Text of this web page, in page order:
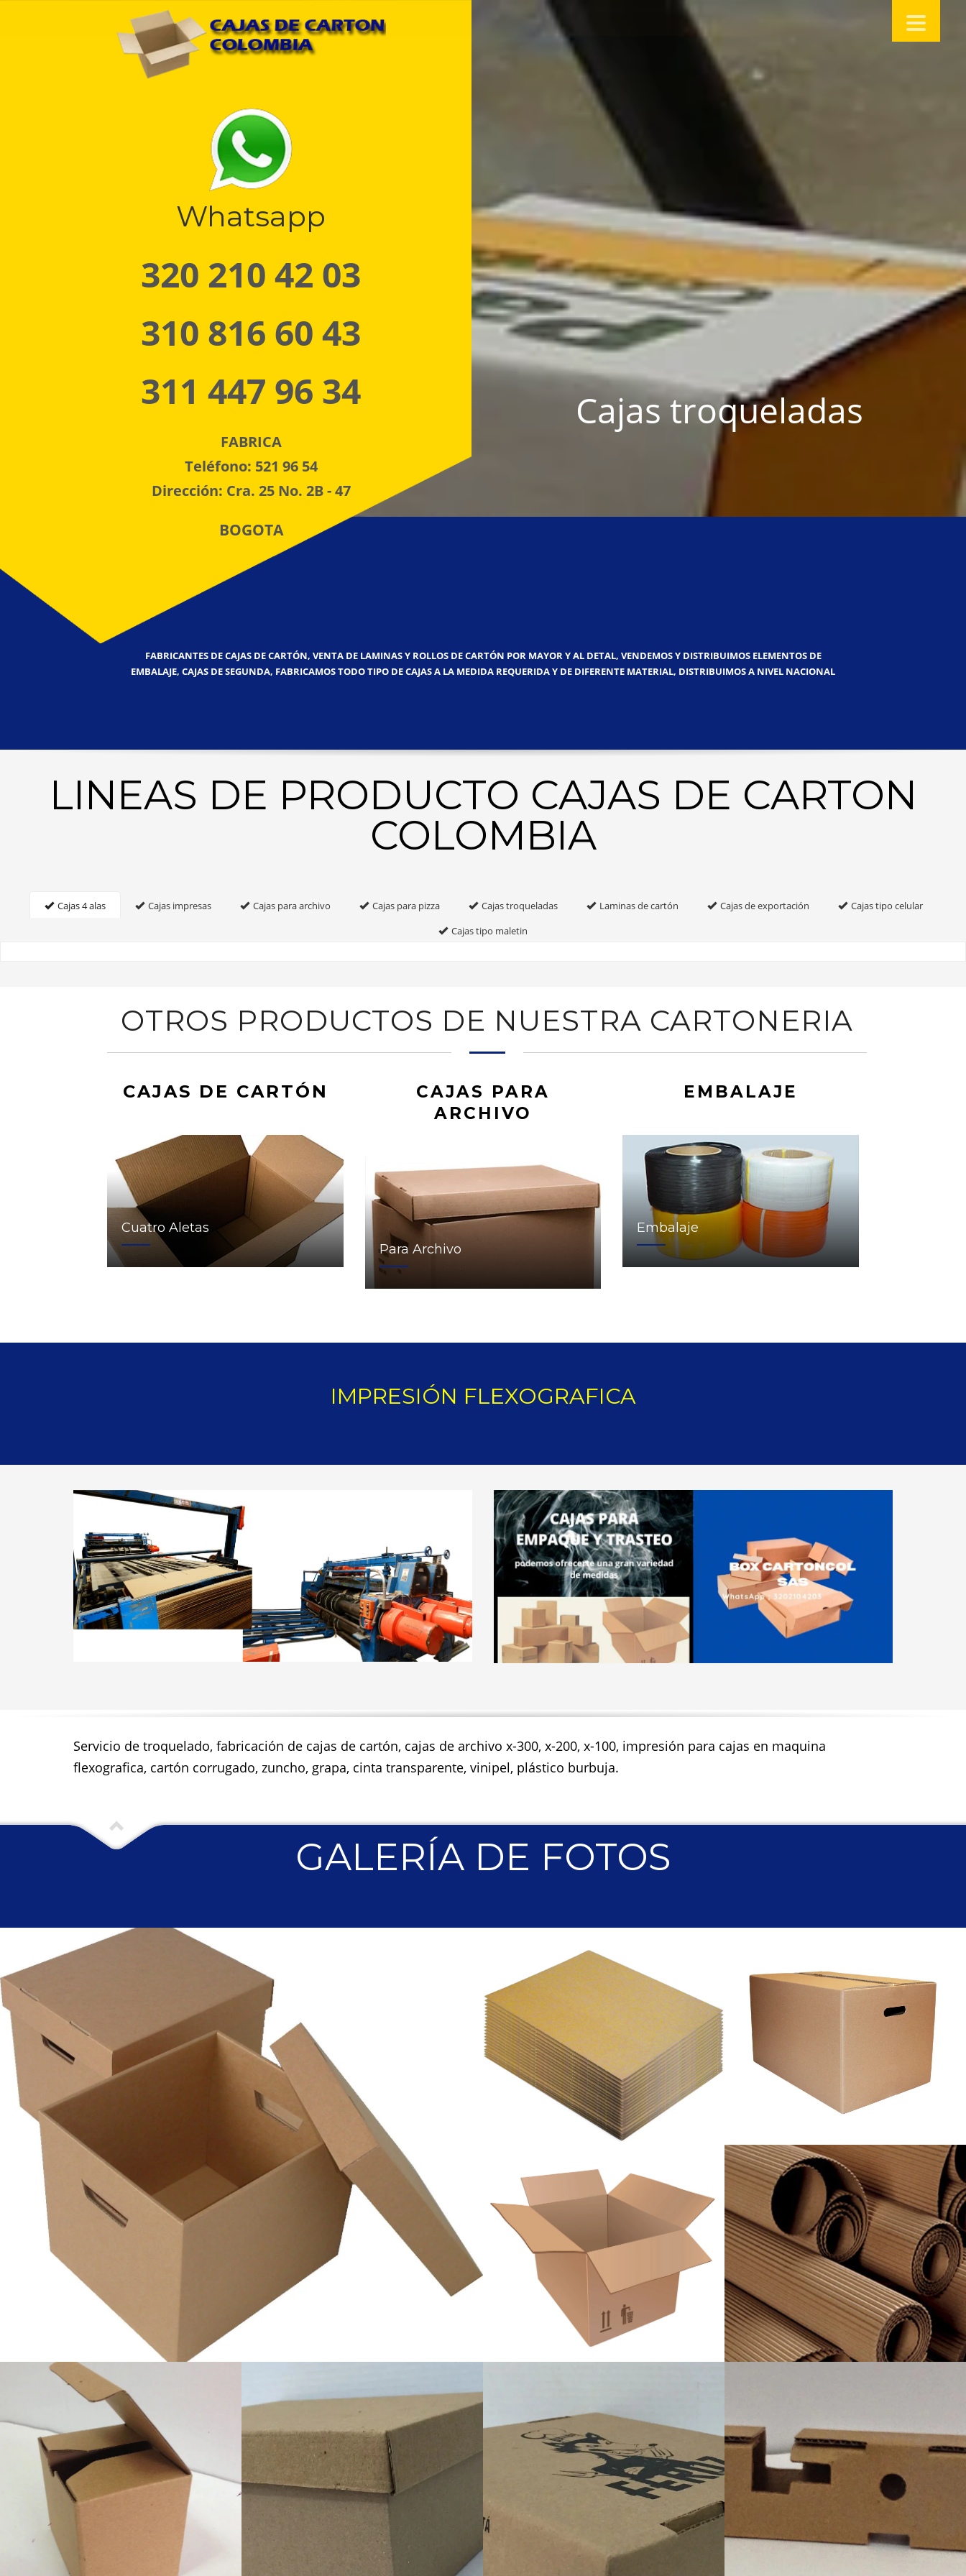
Whatsapp
320 210 42 03
310 816 60 43
311 447 96 34
FABRICA
Teléfono: 521 96 54
Dirección: Cra. 25 No. 2B - 47
BOGOTA
Cajas troqueladas
FABRICANTES DE CAJAS DE CARTÓN, VENTA DE LAMINAS Y ROLLOS DE CARTÓN POR MAYOR Y AL DETAL, VENDEMOS Y DISTRIBUIMOS ELEMENTOS DE
EMBALAJE, CAJAS DE SEGUNDA, FABRICAMOS TODO TIPO DE CAJAS A LA MEDIDA REQUERIDA Y DE DIFERENTE MATERIAL, DISTRIBUIMOS A NIVEL NACIONAL
LINEAS DE PRODUCTO CAJAS DE CARTON
COLOMBIA
Cajas 4 alas Cajas impresas Cajas para archivo Cajas para pizza Cajas troqueladas Laminas de cartón Cajas de exportación
Cajas tipo celular
Cajas tipo maletin
OTROS PRODUCTOS DE NUESTRA CARTONERIA
CAJAS DE CARTÓN
Cuatro Aletas
CAJAS PARA
ARCHIVO
Para Archivo
EMBALAJE
Embalaje
IMPRESIÓN FLEXOGRAFICA
Servicio de troquelado, fabricación de cajas de cartón, cajas de archivo x-300, x-200, x-100, impresión para cajas en maquina
flexografica, cartón corrugado, zuncho, grapa, cinta transparente, vinipel, plástico burbuja.
GALERÍA DE FOTOS